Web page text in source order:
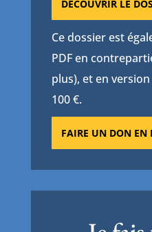
DÉCOUVRIR LE
Ce dossier est
PDF en
plus), et en
100 €.
FAIRE UN DON EN